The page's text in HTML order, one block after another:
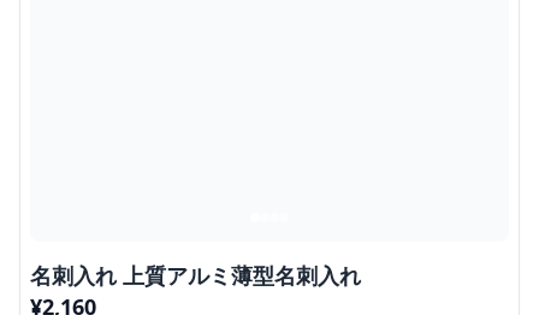
名刺入れ 上質アルミ薄型名刺入れ
¥2,160